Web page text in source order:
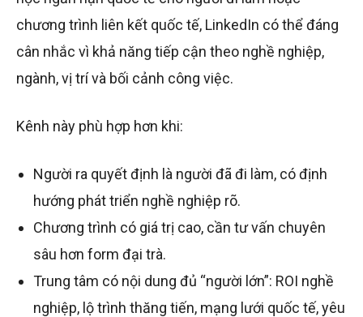
chương trình liên kết quốc tế, LinkedIn có thể đáng
cân nhắc vì khả năng tiếp cận theo nghề nghiệp,
ngành, vị trí và bối cảnh công việc.
Kênh này phù hợp hơn khi:
Người ra quyết định là người đã đi làm, có định
hướng phát triển nghề nghiệp rõ.
Chương trình có giá trị cao, cần tư vấn chuyên
sâu hơn form đại trà.
Trung tâm có nội dung đủ “người lớn”: ROI nghề
nghiệp, lộ trình thăng tiến, mạng lưới quốc tế, yêu